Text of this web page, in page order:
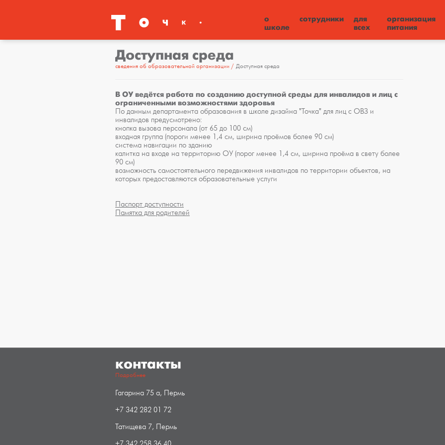
о
школе
сотрудники
для
всех
организация
питания
Доступная среда
сведения об образовательной организации Доступная среда
В ОУ ведётся работа по созданию доступной среды для инвалидов и лиц с
ограниченными возможностями здоровья
По данным департамента образования в школе дизайна "Точка" для лиц с ОВЗ и
инвалидов предусмотрено:
кнопка вызова персонала (от 65 до 100 см)
входная группа (пороги менее 1,4 см, ширина проёмов более 90 см)
система навигации по зданию
калитка на входе на территорию ОУ (порог менее 1,4 см, ширина проёма в свету более
90 см)
возможность самостоятельного передвижения инвалидов по территории объектов, на
которых предоставляются образовательные услуги
Паспорт доступности
Памятка для родителей
контакты
Подробнее
Гагарина 75 а, Пермь
+7 342 282 01 72
Татищева 7, Пермь